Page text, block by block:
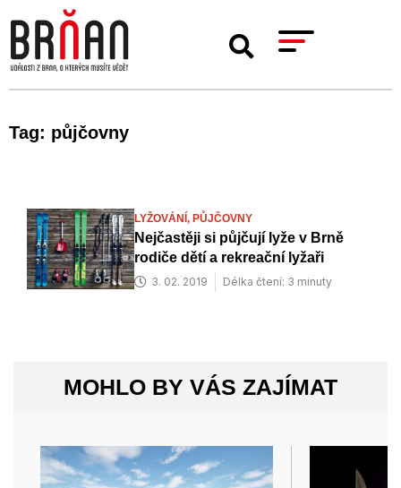
Tag: půjčovny
LYŽOVÁNÍ, PŮJČOVNY
Nejčastěji si půjčují lyže v Brně
rodiče dětí a rekreační lyžaři
3. 02. 2019 Délka čtení: 3 minuty
MOHLO BY VÁS ZAJÍMAT